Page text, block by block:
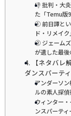
👎 批判・大
た「Temu版
① 前日譚と
ド・リメイク
② ジェーム
が遺した最
4. 【ネタバレ
ダンスパーテ
アンダーソ
ルの素人探偵
ウィンター
ンスパーテ